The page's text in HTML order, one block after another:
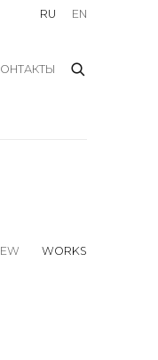
RU EN
WORKS